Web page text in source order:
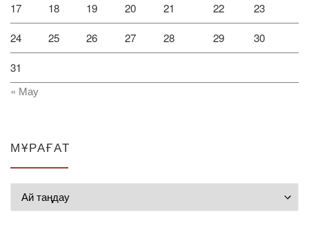
17 18 19 20 21 22 23
24 25 26 27 28 29 30
31
« Мау
МҰРАҒАТ